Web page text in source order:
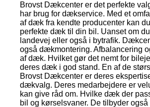
Brovst Dækcenter er det perfekte
har brug for dækservice. Med et
af dæk fra kendte producenter kan
perfekte dæk til din bil. Uanset om
landevej eller også i bytrafik.
også dækmontering. Afbalancering
af dæk. Hvilket gør det nemt for
deres dæk i god stand. En af de
Brovst Dækcenter er deres
dækvalg. Deres medarbejdere er
kan give råd om. Hvilke dæk der
bil og kørselsvaner. De tilbyder også